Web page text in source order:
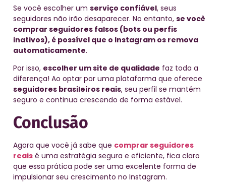
Se você escolher um serviço confiável, seus
seguidores não irão desaparecer. No entanto, se você
comprar seguidores falsos (bots ou perfis
inativos), é possível que o Instagram os remova
automaticamente.
Por isso, escolher um site de qualidade faz toda a
diferença! Ao optar por uma plataforma que oferece
seguidores brasileiros reais, seu perfil se mantém
seguro e continua crescendo de forma estável.
Conclusão
Agora que você já sabe que comprar seguidores
reais é uma estratégia segura e eficiente, fica claro
que essa prática pode ser uma excelente forma de
impulsionar seu crescimento no Instagram.